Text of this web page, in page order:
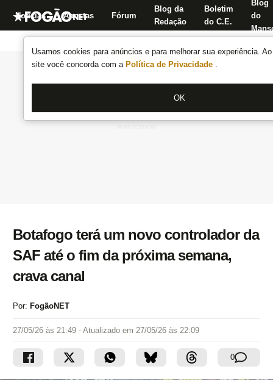
Usamos cookies para anúncios e para melhorar sua experiência.
site você concorda com a Política de Privacidade .
OK
Notícias Apostas Fórum
Blog da
Redação
Boletim
do C.E.
Blog
do
Botafogo terá um novo controlador da
SAF até o fim da próxima semana,
crava canal
Por: FogãoNET
27/05/26 às 21:49 - Atualizado em 27/05/26 às 22:09
0